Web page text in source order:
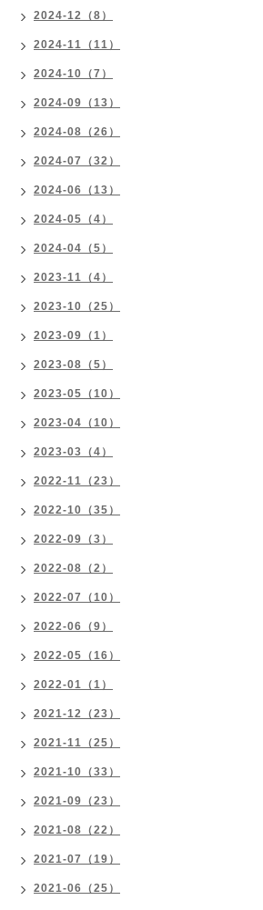
2024-12（8）
2024-11（11）
2024-10（7）
2024-09（13）
2024-08（26）
2024-07（32）
2024-06（13）
2024-05（4）
2024-04（5）
2023-11（4）
2023-10（25）
2023-09（1）
2023-08（5）
2023-05（10）
2023-04（10）
2023-03（4）
2022-11（23）
2022-10（35）
2022-09（3）
2022-08（2）
2022-07（10）
2022-06（9）
2022-05（16）
2022-01（1）
2021-12（23）
2021-11（25）
2021-10（33）
2021-09（23）
2021-08（22）
2021-07（19）
2021-06（25）